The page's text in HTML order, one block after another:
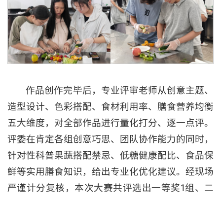
作品创作完毕后，专业评审老师从创意主题、
造型设计、色彩搭配、食材利用率、膳食营养均衡
五大维度，对全部作品进行量化打分、逐一点评。
评委在肯定各组创意巧思、团队协作能力的同时，
针对性科普果蔬搭配禁忌、低糖健康配比、食品保
鲜等实用膳食知识，给出专业化优化建议。经现场
严谨计分复核，本次大赛共评选出一等奖1组、二